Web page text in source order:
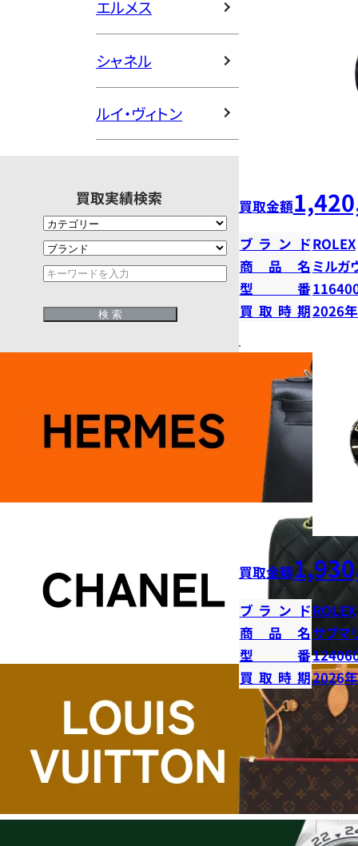
エルメス
シャネル
ルイ・ヴィトン
買取実績検索 買取金額
ブランドROLEX
商品名 ミル
型番
買取時期2026
買取金額
ブランドROLEX
商品名 サブマ
型番
買取時期2026